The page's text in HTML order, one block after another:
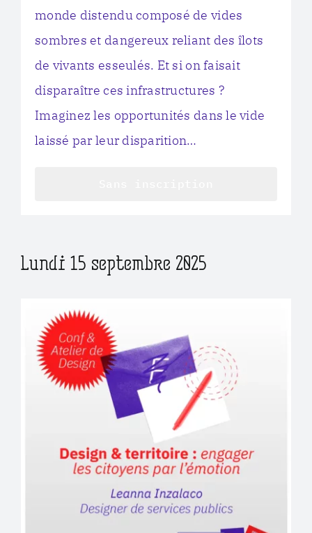
monde distendu composé de vides
sombres et dangereux reliant des îlots
de vivants esseulés. Et si on faisait
disparaître ces infrastructures ?
Imaginez les opportunités dans le vide
laissé par leur disparition…
Lundi 15 septembre 2025